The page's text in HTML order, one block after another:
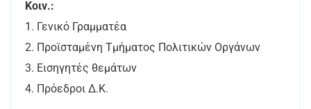
Κοιν.:
1. Γενικό Γραμματέα
2. Προϊσταμένη Τμήματος Πολιτικών Οργάνων
3. Εισηγητές θεμάτων
4. Πρόεδροι Δ.Κ.